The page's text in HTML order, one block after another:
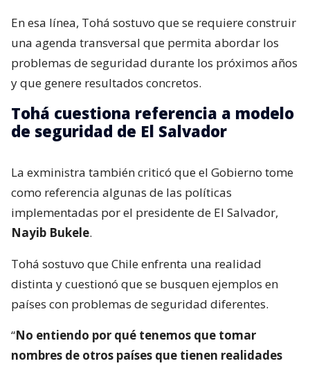
En esa línea, Tohá sostuvo que se requiere construir
una agenda transversal que permita abordar los
problemas de seguridad durante los próximos años
y que genere resultados concretos.
Tohá cuestiona referencia a modelo
de seguridad de El Salvador
La exministra también criticó que el Gobierno tome
como referencia algunas de las políticas
implementadas por el presidente de El Salvador,
Nayib Bukele.
Tohá sostuvo que Chile enfrenta una realidad
distinta y cuestionó que se busquen ejemplos en
países con problemas de seguridad diferentes.
“No entiendo por qué tenemos que tomar
nombres de otros países que tienen realidades